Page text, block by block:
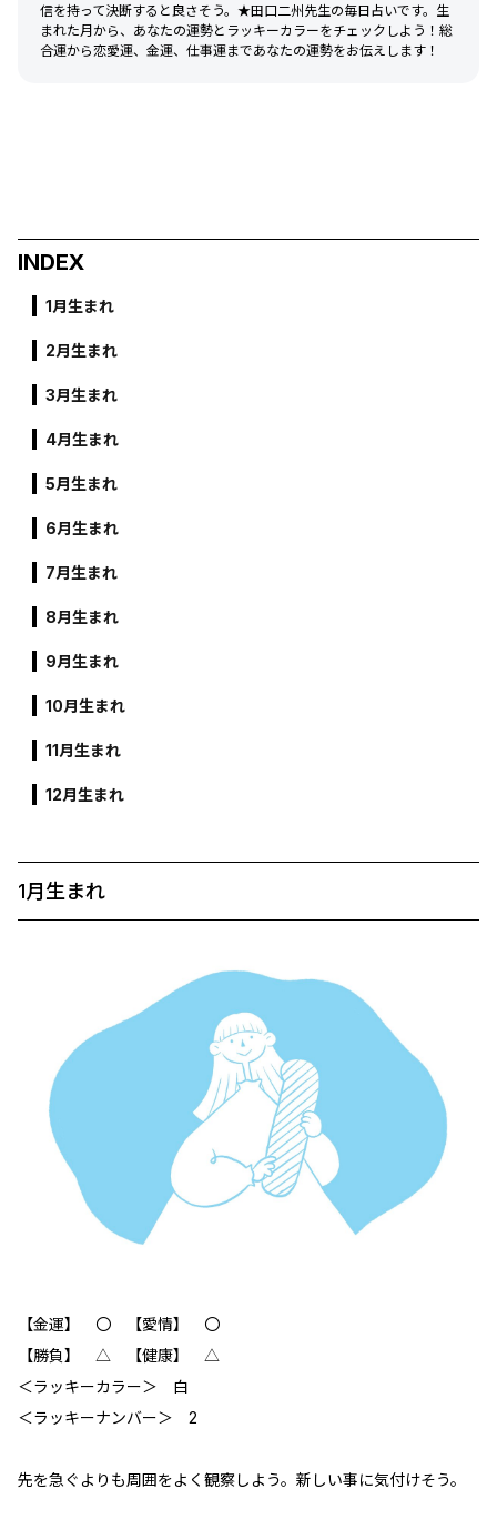
信を持って決断すると良さそう。★田口二州先生の毎日占いです。生
まれた月から、あなたの運勢とラッキーカラーをチェックしよう！総
合運から恋愛運、金運、仕事運まであなたの運勢をお伝えします！
INDEX
1月生まれ
2月生まれ
3月生まれ
4月生まれ
5月生まれ
6月生まれ
7月生まれ
8月生まれ
9月生まれ
10月生まれ
11月生まれ
12月生まれ
1月生まれ
【金運】 〇 【愛情】 〇
【勝負】 △ 【健康】 △
＜ラッキーカラー＞ 白
＜ラッキーナンバー＞ 2
先を急ぐよりも周囲をよく観察しよう。新しい事に気付けそう。